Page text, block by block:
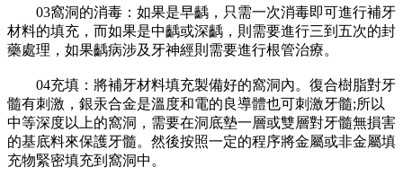
03窩洞的消毒：如果是早齲，只需一次消毒即可進行補牙
材料的填充，而如果是中齲或深齲，則需要進行三到五次的封
藥處理，如果齲病涉及牙神經則需要進行根管治療。
04充填：將補牙材料填充製備好的窩洞內。復合樹脂對牙
髓有刺激，銀汞合金是溫度和電的良導體也可刺激牙髓;所以
中等深度以上的窩洞，需要在洞底墊一層或雙層對牙髓無損害
的基底料來保護牙髓。然後按照一定的程序將金屬或非金屬填
充物緊密填充到窩洞中。